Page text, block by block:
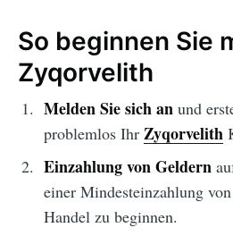
So beginnen Sie
Zyqorvelith
Melden Sie sich anund
problemlos Ihr Zyqorvelith
Einzahlung von Geldern
einer Mindesteinzahlung
Handel zu beginnen.